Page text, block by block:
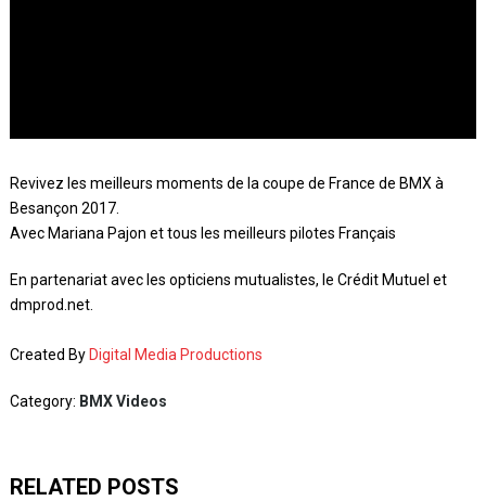
Revivez les meilleurs moments de la coupe de France de BMX à
Besançon 2017.
Avec Mariana Pajon et tous les meilleurs pilotes Français
En partenariat avec les opticiens mutualistes, le Crédit Mutuel et
dmprod.net.
Created By Digital Media Productions
Category: BMX Videos
RELATED POSTS